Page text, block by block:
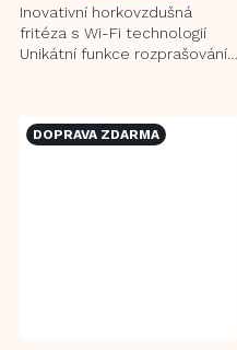
5
HVĚZDIČEK.
Inovativní horkovzdušná
fritéza s Wi-Fi technologií
Unikátní funkce rozprašování
DOPRAVA ZDARMA